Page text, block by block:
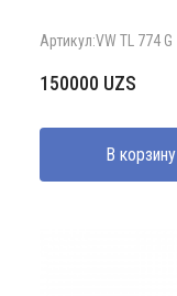
Артикул:VW TL 774 G
150000 UZS
В корзину